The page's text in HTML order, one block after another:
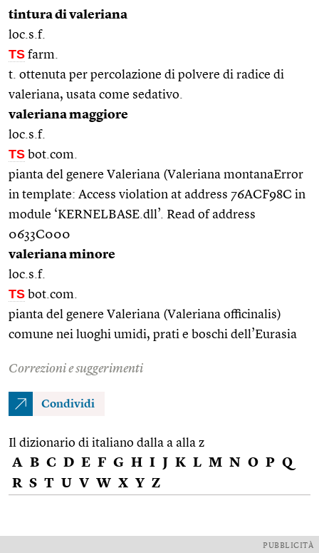
tintura di valeriana
loc.s.f.
TS farm.
t. ottenuta per percolazione di polvere di radice di
valeriana, usata come sedativo.
valeriana maggiore
loc.s.f.
TS bot.com.
pianta del genere Valeriana (Valeriana montanaError
in template: Access violation at address 76ACF98C in
module ‘KERNELBASE.dll’. Read of address
0633C000
valeriana minore
loc.s.f.
TS bot.com.
pianta del genere Valeriana (Valeriana officinalis)
comune nei luoghi umidi, prati e boschi dell’Eurasia
Correzioni e suggerimenti
Condividi
Il dizionario di italiano dalla a alla z
A B C D E F G H I J K L M N O P Q
R S T U V W X Y Z
PUBBLICITÀ